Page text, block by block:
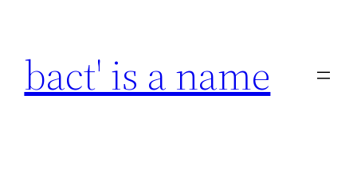
content
bact' is a name